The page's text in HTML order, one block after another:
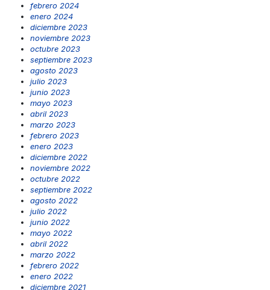
febrero 2024
enero 2024
diciembre 2023
noviembre 2023
octubre 2023
septiembre 2023
agosto 2023
julio 2023
junio 2023
mayo 2023
abril 2023
marzo 2023
febrero 2023
enero 2023
diciembre 2022
noviembre 2022
octubre 2022
septiembre 2022
agosto 2022
julio 2022
junio 2022
mayo 2022
abril 2022
marzo 2022
febrero 2022
enero 2022
diciembre 2021